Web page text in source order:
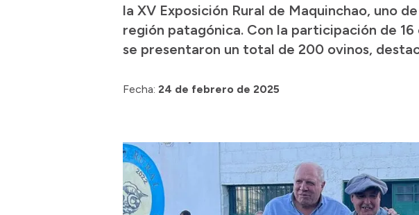
la XV Exposición Rural de Maquinchao, uno
región patagónica. Con la participación de
se presentaron un total de 200 ovinos,
Fecha: 24 de febrero de 2025